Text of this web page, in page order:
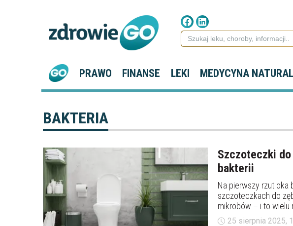
PRAWO FINANSE LEKI MEDYCYNA
BAKTERIA
Szczoteczki
bakterii
Na pierwszy rzut oka
szczoteczkach do
mikrobów – i to wielu
policzyli, mają też
25 sierpnia 2025,